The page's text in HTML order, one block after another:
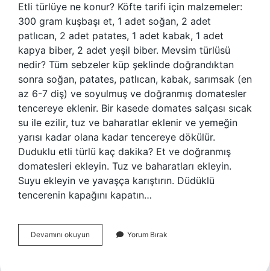
Etli türlüye ne konur? Köfte tarifi için malzemeler:
300 gram kuşbaşı et, 1 adet soğan, 2 adet
patlıcan, 2 adet patates, 1 adet kabak, 1 adet
kapya biber, 2 adet yeşil biber. Mevsim türlüsü
nedir? Tüm sebzeler küp şeklinde doğrandıktan
sonra soğan, patates, patlıcan, kabak, sarımsak (en
az 6-7 diş) ve soyulmuş ve doğranmış domatesler
tencereye eklenir. Bir kasede domates salçası sıcak
su ile ezilir, tuz ve baharatlar eklenir ve yemeğin
yarısı kadar olana kadar tencereye dökülür.
Duduklu etli türlü kaç dakika? Et ve doğranmış
domatesleri ekleyin. Tuz ve baharatları ekleyin.
Suyu ekleyin ve yavaşça karıştırın. Düdüklü
tencerenin kapağını kapatın…
Devamını okuyun
Mevsim
Yorum Bırak